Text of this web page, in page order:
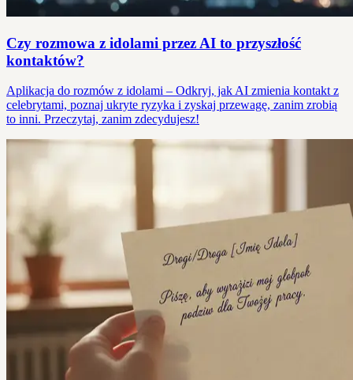
Czy rozmowa z idolami przez AI to przyszłość
kontaktów?
Aplikacja do rozmów z idolami – Odkryj, jak AI zmienia kontakt z
celebrytami, poznaj ukryte ryzyka i zyskaj przewagę, zanim zrobią
to inni. Przeczytaj, zanim zdecydujesz!